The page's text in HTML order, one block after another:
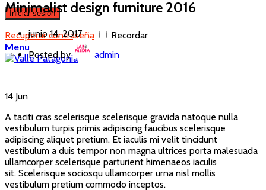
Iniciar sesión
Recuperar contraseña
Recordar
Menu
Minimalist design furniture 2016
junio 14, 2017
Posted by
admin
14 Jun
A taciti cras scelerisque scelerisque gravida natoque nulla
vestibulum turpis primis adipiscing faucibus scelerisque
adipiscing aliquet pretium. Et iaculis mi velit tincidunt
vestibulum a duis tempor non magna ultrices porta malesuada
ullamcorper scelerisque parturient himenaeos iaculis
sit. Scelerisque sociosqu ullamcorper urna nisl mollis
vestibulum pretium commodo inceptos.